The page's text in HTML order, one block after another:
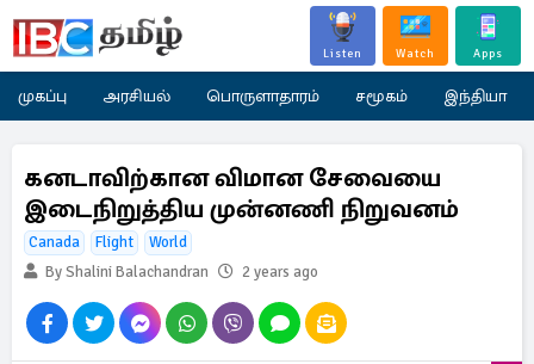
Listen Watch Apps
முகப்பு அரசியல் பொருளாதாரம் சமூகம் இந்தியா
கனடாவிற்கான விமான சேவையை
இடைநிறுத்திய முன்னணி நிறுவனம்
Canada Flight
World
By Shalini Balachandran
2 years ago